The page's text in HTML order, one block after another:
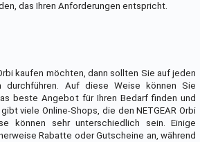
das Ihren Anforderungen entspricht.
kaufen möchten, dann sollten Sie auf jeden
durchführen. Auf diese Weise können Sie
beste Angebot für Ihren Bedarf finden und
viele Online-Shops, die den NETGEAR Orbi
können sehr unterschiedlich sein. Einige
Rabatte oder Gutscheine an, während